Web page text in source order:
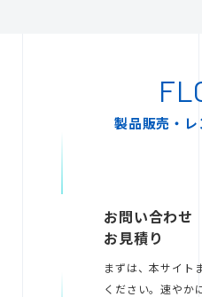
製品販売・
お問い合わせ
お見積り
まずは、本サイト
ください。速やか